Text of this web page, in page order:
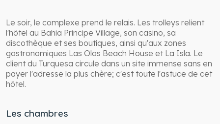
Le soir, le complexe prend le relais. Les trolleys relient
l'hôtel au Bahia Principe Village, son casino, sa
discothèque et ses boutiques, ainsi qu'aux zones
gastronomiques Las Olas Beach House et La Isla. Le
client du Turquesa circule dans un site immense sans en
payer l'adresse la plus chère; c'est toute l'astuce de cet
hôtel.
Les chambres